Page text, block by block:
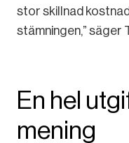
stor skillnad
stämningen,” säger
En hel
mening